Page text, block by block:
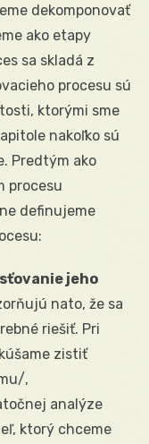
dekomponovať
ako etapy
sa skladá z
procesu sú
ktorými sme
nakoľko sú
Predtým ako
procesu
definujeme
jeho
nato, že sa
riešiť. Pri
zistiť
,
analýze
ktorý chceme